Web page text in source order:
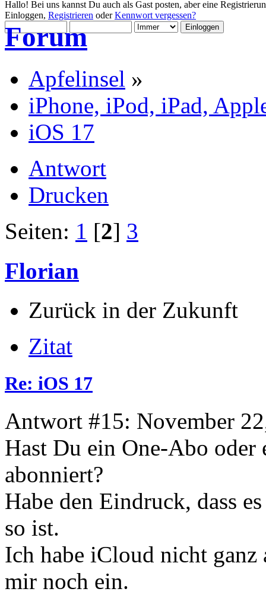
Hallo! Bei uns kannst Du auch als Gast posten, aber eine
Einloggen, Registrieren oderKennwort vergessen?
Forum
Apfelinsel »
iPhone, iPod, iPad,
iOS 17
Antwort
Drucken
Seiten: 1 [2] 3
Florian
Zurück in der Zukunft
Zitat
Re: iOS 17
Antwort #15: November
Hast Du ein One-Abo
abonniert?
Habe den Eindruck, dass
so ist.
Ich habe iCloud nicht
mir noch ein.